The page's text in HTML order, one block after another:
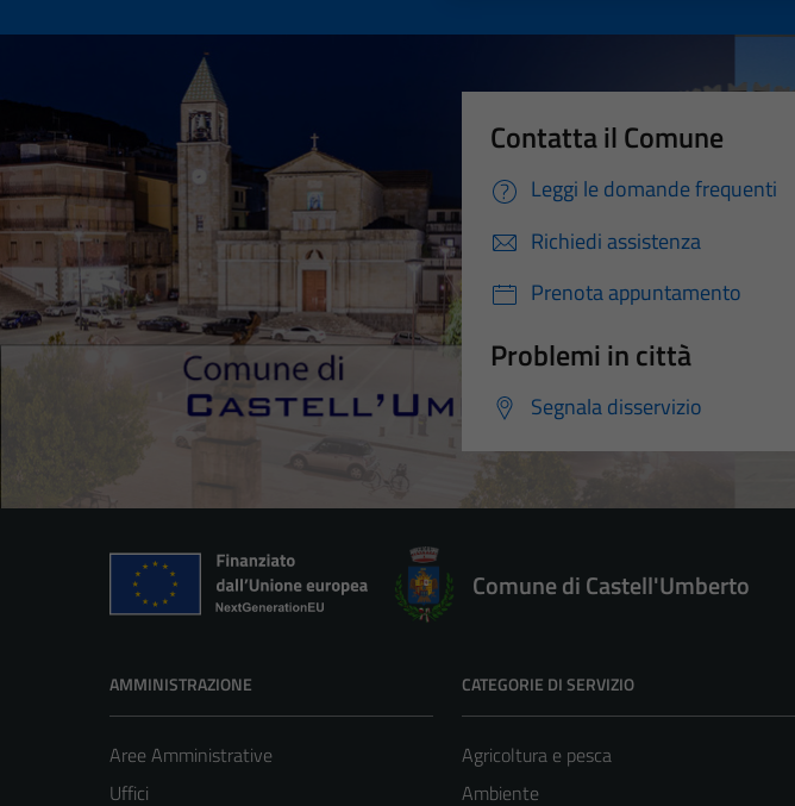
Contatta il Comune
Leggi le domande frequenti
Richiedi assistenza
Prenota appuntamento
Problemi in città
Segnala disservizio
Comune di Castell'Umberto
AMMINISTRAZIONE
Aree Amministrative
Uffici
CATEGORIE DI SERVIZIO
Agricoltura e pesca
Ambiente